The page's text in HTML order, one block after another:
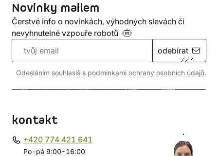
Novinky mailem
Čerstvé info o novinkách, výhodných slevách či
nevyhnutelné vzpouře robotů
odebírat
Odesláním souhlasíš s podmínkami ochrany osobních údajů.
kontakt
+420 774 421 641
Po-pá 9:00-16:00